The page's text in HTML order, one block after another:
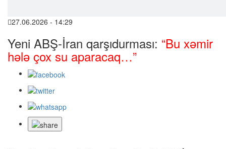
27.06.2026 - 14:29
Yeni ABŞ-İran qarşıdurması: “Bu xəmir
hələ çox su aparacaq…”